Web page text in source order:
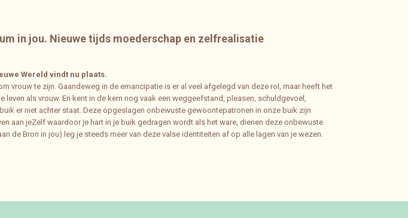
in jou. Nieuwe tijds moederschap en zelfrealisatie
Wereld vindt nu plaats.
vrouw te zijn. Gaandeweg in de emancipatie is er al veel afgelegd van deze rol, maar heeft het
als vrouw. En kent in de kern nog vaak een weggeefstand, pleasen, schuldgevoel,
er niet achter staat. Deze opgeslagen onbewuste gewoontepatronen in onze buik zijn
aan jeZelf waardoor je hart in je buik gedragen wordt als het ware, dienen deze onbewuste
de Bron in jou) leg je steeds meer van deze valse identiteiten af op alle lagen van je wezen.